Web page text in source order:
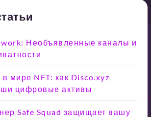
Необъявленные каналы и
мире NFT: как Disco.xyz
цифровые активы
Safe Squad защищает вашу